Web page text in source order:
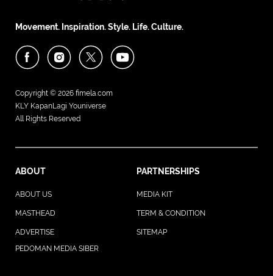
Movement. Inspiration. Style. Life. Culture.
Copyright © 2026 fimela.com
KLY KapanLagi Youniverse
All Rights Reserved
ABOUT PARTNERSHIPS
ABOUT US MEDIA KIT
MASTHEAD TERM & CONDITION
ADVERTISE
SITEMAP
PEDOMAN MEDIA SIBER